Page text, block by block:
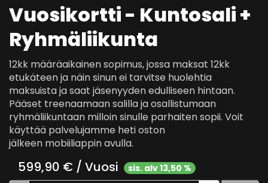
Vuosikortti - Kuntosali +
Ryhmäliikunta
12kk määräaikainen sopimus, jossa maksat 12kk
etukäteen ja näin sinun ei tarvitse huolehtia
maksuista ja saat jäsenyyden edulliseen hintaan.
Pääset treenaamaan salilla ja osallistumaan
ryhmäliikuntaan milloin sinulle parhaiten sopii. Voit
käyttää palvelujamme heti oston
jälkeen mobiiliappinavulla.
599,90 € / Vuosi
sis. alv 13,50 %